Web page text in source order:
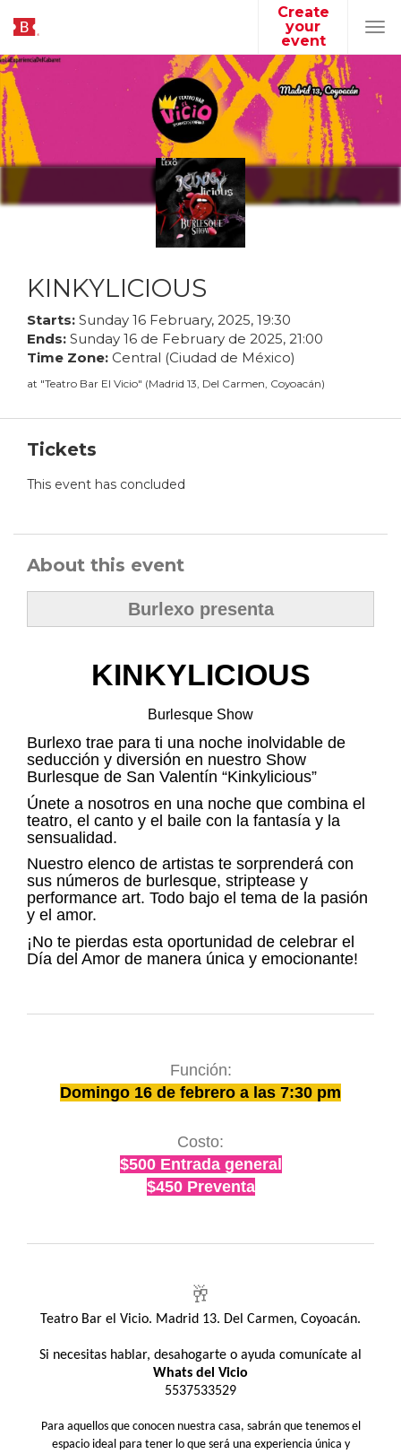
Create
your
event
KINKYLICIOUS
Starts: Sunday 16 February, 2025, 19:30
Ends: Sunday 16 de February de 2025, 21:00
Time Zone: Central (Ciudad de México)
at "Teatro Bar El Vicio" (Madrid 13, Del Carmen, Coyoacán)
Tickets
This event has concluded
About this event
Burlexo presenta
KINKYLICIOUS
Burlesque Show
Burlexo trae para ti una noche inolvidable de
seducción y diversión en nuestro Show
Burlesque de San Valentín “Kinkylicious”
Únete a nosotros en una noche que combina el
teatro, el canto y el baile con la fantasía y la
sensualidad.
Nuestro elenco de artistas te sorprenderá con
sus números de burlesque, striptease y
performance art. Todo bajo el tema de la pasión
y el amor.
¡No te pierdas esta oportunidad de celebrar el
Día del Amor de manera única y emocionante!
Función:
Domingo 16 de febrero a las 7:30 pm
Costo:
$500 Entrada general
$450 Preventa
🥂
Teatro Bar el Vicio. Madrid 13. Del Carmen, Coyoacán.
Si necesitas hablar, desahogarte o ayuda comunícate al
Whats del Vicio
5537533529
Para aquellos que conocen nuestra casa, sabrán que tenemos el
espacio ideal para tener lo que será una experiencia única y